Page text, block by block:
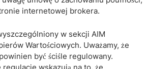
internetowej brokera.
w sekcji AIM
Wartościowych. Uważamy, że
być ściśle regulowany.